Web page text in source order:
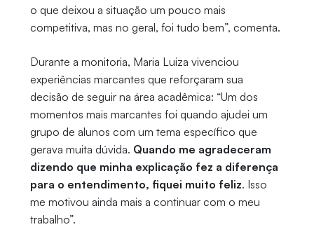
o que deixou a situação um pouco mais
competitiva, mas no geral, foi tudo bem”, comenta.
Durante a monitoria, Maria Luiza vivenciou
experiências marcantes que reforçaram sua
decisão de seguir na área acadêmica: “Um dos
momentos mais marcantes foi quando ajudei um
grupo de alunos com um tema específico que
gerava muita dúvida. Quando me agradeceram
dizendo que minha explicação fez a diferença
para o entendimento, fiquei muito feliz. Isso
me motivou ainda mais a continuar com o meu
trabalho”.